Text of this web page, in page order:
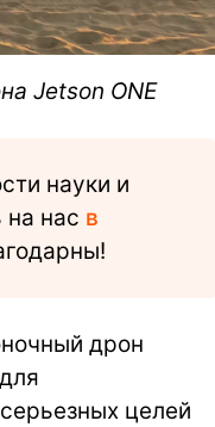
Jetson ONE
науки и
на нас в
дрон
целей